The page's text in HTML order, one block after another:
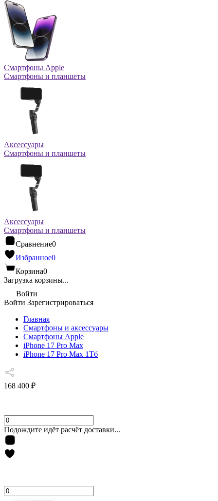
Смартфоны Apple
Смартфоны и планшеты
Аксессуары
Смартфоны и планшеты
Аксессуары
Смартфоны и планшеты
Сравнение0
Избранное0
Корзина0
Загрузка корзины...
Войти
Войти Зарегистрироваться
Главная
Смартфоны и аксессуары
Смартфоны Apple
iPhone 17 Pro Max
iPhone 17 Pro Max 1Тб
168 400 ₽
Подождите идёт расчёт доставки...